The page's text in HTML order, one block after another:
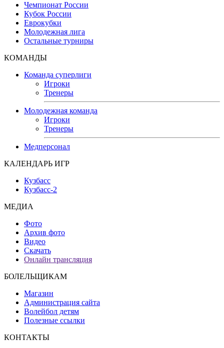
Чемпионат России
Кубок России
Еврокубки
Молодежная лига
Остальные турниры
КОМАНДЫ
Команда суперлиги
Игроки
Тренеры
Молодежная команда
Игроки
Тренеры
Медперсонал
КАЛЕНДАРЬ ИГР
Кузбасс
Кузбасс-2
МЕДИА
Фото
Архив фото
Видео
Скачать
Онлайн трансляция
БОЛЕЛЬЩИКАМ
Магазин
Администрация сайта
Волейбол детям
Полезные ссылки
КОНТАКТЫ